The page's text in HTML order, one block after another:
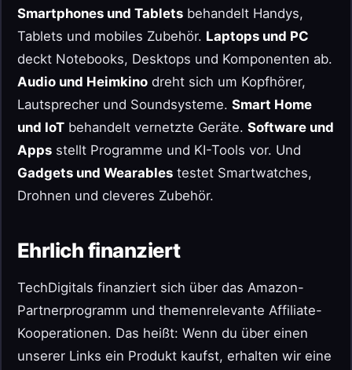
Smartphones und Tablets behandelt Handys,
Tablets und mobiles Zubehör. Laptops und PC
deckt Notebooks, Desktops und Komponenten ab.
Audio und Heimkino dreht sich um Kopfhörer,
Lautsprecher und Soundsysteme. Smart Home
und IoT behandelt vernetzte Geräte. Software und
Apps stellt Programme und KI-Tools vor. Und
Gadgets und Wearables testet Smartwatches,
Drohnen und cleveres Zubehör.
Ehrlich finanziert
TechDigitals finanziert sich über das Amazon-
Partnerprogramm und themenrelevante Affiliate-
Kooperationen. Das heißt: Wenn du über einen
unserer Links ein Produkt kaufst, erhalten wir eine